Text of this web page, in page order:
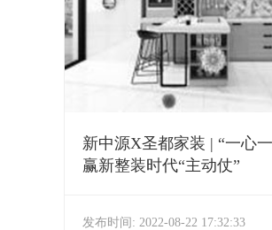
新中源X圣都家装 | “一心
赢新整装时代“主动仗”
发布时间: 2022-08-22 17:32:33